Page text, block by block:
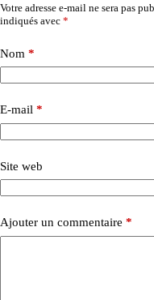
Votre adresse e-mail ne sera pas
indiqués avec *
Nom *
E-mail *
Site web
Ajouter un commentaire *